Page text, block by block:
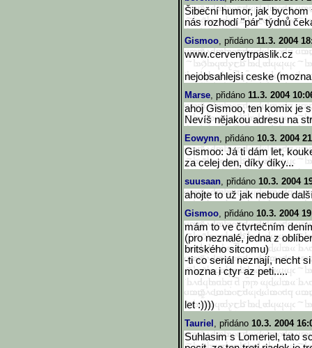
Šibeční humor, jak
nás rozhodí "pár" týdnů
Gismoo, přidáno 11.3. 2004
www.cervenytrpaslik.cz
nejobsahlejsi ceske
Marse, přidáno 11.3. 2004
ahoj Gismoo, ten komix je
Nevíš nějakou adresu na
Eowynn, přidáno 10.3. 2004
Gismoo: Já ti dám let,
za celej den, díky díky...
suusaan, přidáno 10.3. 2004
ahojte to už jak nebude
Gismoo, přidáno 10.3. 2004
mám to ve čtvrtečním
(pro neznalé, jedna z
britského sitcomu)
-ti co seriál neznají, necht
mozna i ctyr az peti.....
let :))))
Tauriel , přidáno 10.3. 2004
Suhlasim s Lomeriel, tato